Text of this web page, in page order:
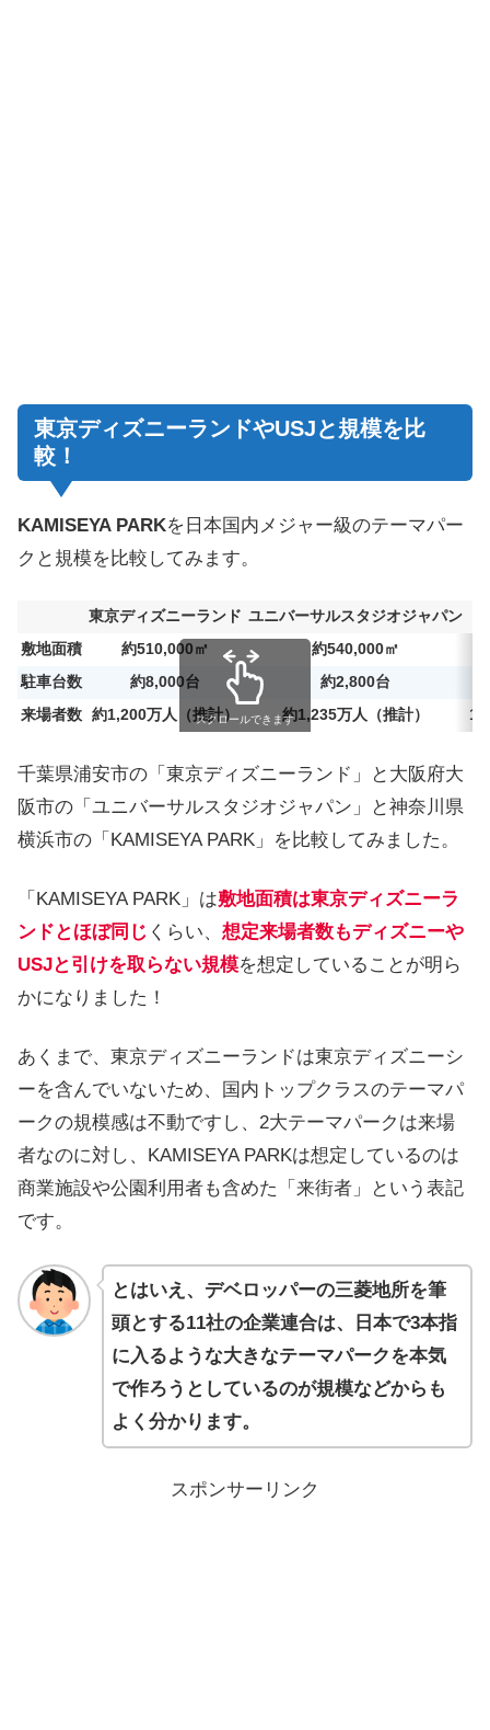
東京ディズニーランドやUSJと規模を比
較！
KAMISEYA PARKを日本国内メジャー級のテーマパー
クと規模を比較してみます。
東京ディズニーランド ユニバーサルスタジオジャパン
敷地面積
約510,000㎡
約540,000㎡
駐車台数
約8,000台
約2,800台
来場者数 約1,200万人（推計） 約1,235万人（推計）
スクロールできます
千葉県浦安市の「東京ディズニーランド」と大阪府大
阪市の「ユニバーサルスタジオジャパン」と神奈川県
横浜市の「KAMISEYA PARK」を比較してみました。
「KAMISEYA PARK」は敷地面積は東京ディズニーラ
ンドとほぼ同じ くらい、 想定来場者数もディズニーや
USJと引けを取らない規模を想定していることが明ら
かになりました！
あくまで、東京ディズニーランドは東京ディズニーシ
ーを含んでいないため、国内トップクラスのテーマパ
ークの規模感は不動ですし、2大テーマパークは来場
者なのに対し、KAMISEYA PARKは想定しているのは
商業施設や公園利用者も含めた「来街者」という表記
です。
とはいえ、デベロッパーの三菱地所を筆
頭とする11社の企業連合は、日本で3本指
に入るような大きなテーマパークを本気
で作ろうとしているのが規模などからも
よく分かります。
スポンサーリンク